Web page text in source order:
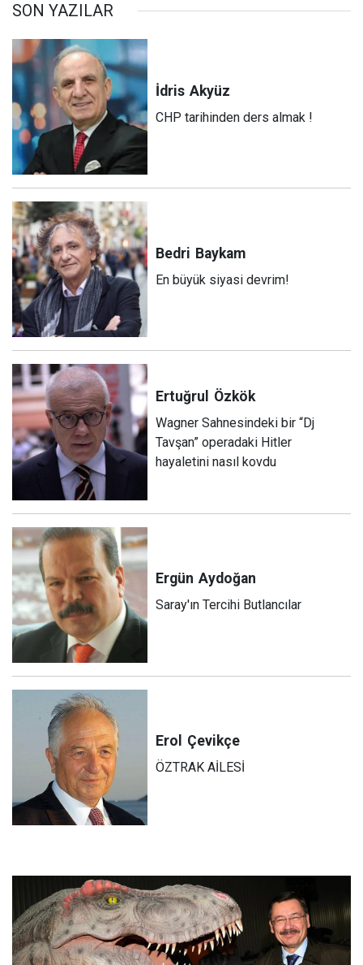
SON YAZILAR
İdris Akyüz
CHP tarihinden ders almak !
Bedri Baykam
En büyük siyasi devrim!
Ertuğrul Özkök
Wagner Sahnesindeki bir “Dj
Tavşan” operadaki Hitler
hayaletini nasıl kovdu
Ergün Aydoğan
Saray'ın Tercihi Butlancılar
Erol Çevikçe
ÖZTRAK AİLESİ